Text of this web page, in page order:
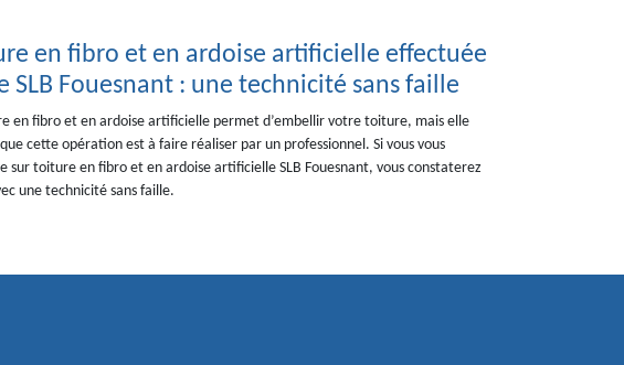
en fibro et en ardoise artificielle effectuée
SLB Fouesnant : une technicité sans faille
en fibro et en ardoise artificielle permet d’embellir votre toiture, mais elle
cette opération est à faire réaliser par un professionnel. Si vous vous
sur toiture en fibro et en ardoise artificielle SLB Fouesnant, vous constaterez
une technicité sans faille.